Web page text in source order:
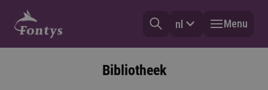
nl Menu
Bibliotheek